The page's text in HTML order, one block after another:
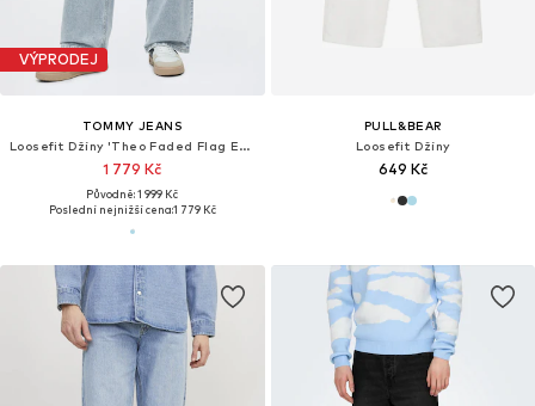
VÝPRODEJ
TOMMY JEANS
Loosefit Džíny 'Theo Faded Flag Embroidery Loose'
1 779 Kč
Původně: 1 999 Kč
Poslední nejnižší cena:1 779 Kč
PULL&BEAR
Loosefit Džíny
649 Kč